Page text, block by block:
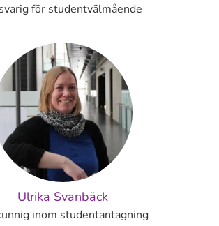
för studentvälmående
Ulrika Svanbäck
inom studentantagning